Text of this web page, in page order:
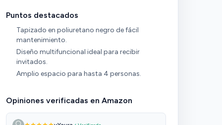
Puntos destacados
Tapizado en poliuretano negro de fácil
mantenimiento.
Diseño multifuncional ideal para recibir
invitados.
Amplio espacio para hasta 4 personas.
Opiniones verificadas en Amazon